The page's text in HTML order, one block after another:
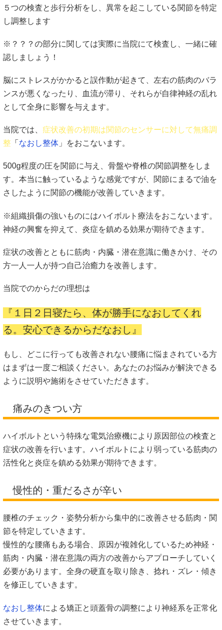
５つの検査と歩行分析をし、異常を起こしている関節を特定
し調整します
※？？？の部分に関しては実際に当院にて検査し、一緒に確
認しましょう！
脳にストレスがかかると誤作動が起きて、左右の筋肉のバラ
ンスが悪くなったり、血流が滞り、それらが自律神経の乱れ
として全身に影響を与えます。
当院では、 症状改善の初期は関節のセンサーに対して無痛調
整 「 なおし整体 」をおこないます。
500g程度の圧を関節に与え、骨盤や脊椎の関節調整をしま
す。本当に触っているような感覚ですが、関節にまるで油を
さしたように関節の機能が改善していきます。
※組織損傷の強いものにはハイボルト療法をおこないます。
神経の興奮を抑えて、炎症を鎮める効果が期待できます。
症状の改善とともに筋肉・内臓・潜在意識に働きかけ、その
方一人一人が持つ自己治癒力を改善します。
当院でのからだの理想は
『１日２日寝たら、体が勝手になおしてくれ
る。安心できるからだなおし』
もし、どこに行っても改善されない腰痛に悩まされている方
はまずは一度ご相談ください。あなたのお悩みが解決できる
ように説明や施術をさせていただきます。
痛みのきつい方
ハイボルトという特殊な電気治療機により原因部位の検査と
症状の改善を行います。ハイボルトにより弱っている筋肉の
活性化と炎症を鎮める効果が期待できます。
慢性的・重だるさが辛い
腰椎のチェック・姿勢分析から集中的に改善させる筋肉・関
節を特定していきます。
慢性的な腰痛もある場合、原因が複雑化しているため神経・
筋肉・内臓・潜在意識の両方の改善からアプローチしていく
必要があります。全身の硬直を取り除き、捻れ・ズレ・傾き
を修正していきます。
なおし整体による矯正と頭蓋骨の調整により神経系を正常化
させていきます。